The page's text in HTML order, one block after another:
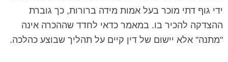
ידי גוף דתי מוכר בעל אמות מידה ברורות, כך גוברת
ההצדקה להכיר בו. במאמר כדאי לחדד שההכרה אינה
"מתנה" אלא יישום של דין קיים על תהליך שבוצע כהלכה.